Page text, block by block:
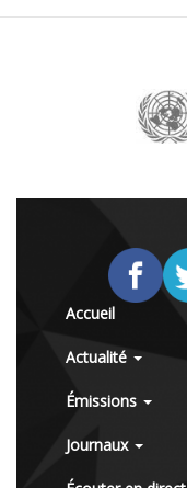
Accueil
Actualité
Émissions
Journaux